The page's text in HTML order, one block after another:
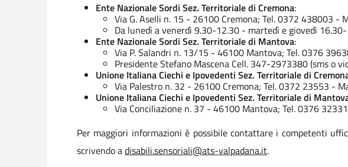
Ente Nazionale Sordi Sez. Territoriale di Cremona:
Via G. Aselli n. 15 - 26100 Cremona; Tel. 0372 438003 -
Da lunedì a venerdì 9.30-12.30 - martedì e giovedì
Ente Nazionale Sordi Sez. Territoriale di Mantova:
Via P. Salandri n. 13/15 - 46100 Mantova; Tel. 0376
Presidente Stefano Mascena Cell. 347-2973380 (sms o
Unione Italiana Ciechi e Ipovedenti Sez. Territoriale di
Via Palestro n. 32 - 26100 Cremona; Tel. 0372 23553 -
Unione Italiana Ciechi e Ipovedenti Sez. Territoriale di
Via Conciliazione n. 37 - 46100 Mantova; Tel. 0376
Per maggiori informazioni è possibile contattare i competenti
scrivendo adisabili.sensoriali@ats-valpadana.it.